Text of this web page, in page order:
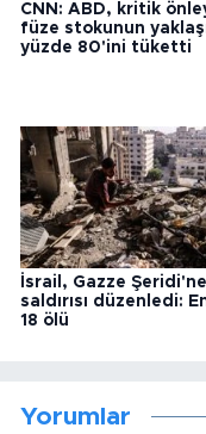
CNN: ABD, kritik
füze stokunun
yüzde 80'ini tüketti
İsrail, Gazze
saldırısı düzenledi:
18 ölü
Yorumlar